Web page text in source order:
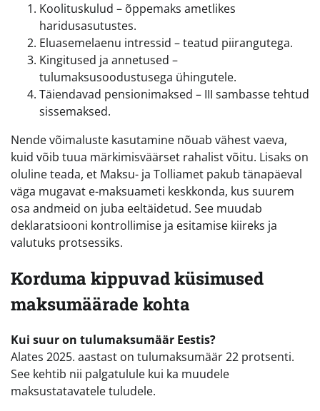
Koolituskulud – õppemaks ametlikes
haridusasutustes.
Eluasemelaenu intressid – teatud piirangutega.
Kingitused ja annetused –
tulumaksusoodustusega ühingutele.
Täiendavad pensionimaksed – III sambasse tehtud
sissemaksed.
Nende võimaluste kasutamine nõuab vähest vaeva,
kuid võib tuua märkimisväärset rahalist võitu. Lisaks on
oluline teada, et Maksu- ja Tolliamet pakub tänapäeval
väga mugavat e-maksuameti keskkonda, kus suurem
osa andmeid on juba eeltäidetud. See muudab
deklaratsiooni kontrollimise ja esitamise kiireks ja
valutuks protsessiks.
Korduma kippuvad küsimused
maksumäärade kohta
Kui suur on tulumaksumäär Eestis?
Alates 2025. aastast on tulumaksumäär 22 protsenti.
See kehtib nii palgatulule kui ka muudele
maksustatavatele tuludele.